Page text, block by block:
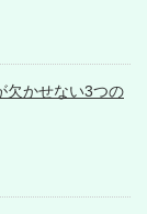
欠かせない3つの